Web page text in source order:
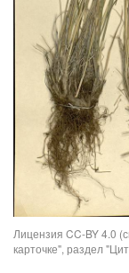
Лицензия CC-BY 4.0
карточке", раздел